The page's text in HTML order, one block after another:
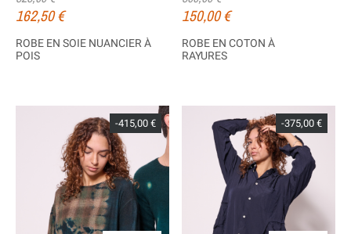
162,50 €
ROBE EN SOIE NUANCIER À
POIS
150,00 €
ROBE EN COTON À
RAYURES
-415,00 € -375,00 €